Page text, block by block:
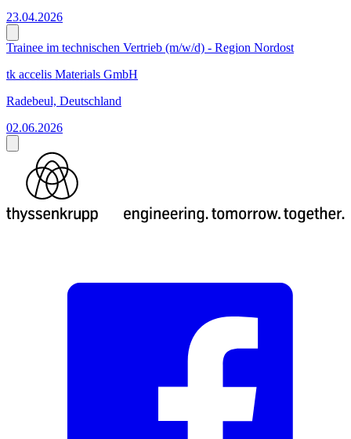
23.04.2026
Trainee im technischen Vertrieb (m/w/d) - Region Nordost
tk accelis Materials GmbH
Radebeul, Deutschland
02.06.2026